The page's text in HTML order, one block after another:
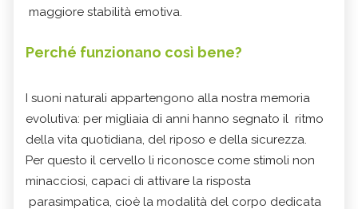
maggiore stabilità emotiva.
Perché funzionano così bene?
I suoni naturali appartengono alla nostra memoria
evolutiva: per migliaia di anni hanno segnato il ritmo
della vita quotidiana, del riposo e della sicurezza.
Per questo il cervello li riconosce come stimoli non
minacciosi, capaci di attivare la risposta
parasimpatica, cioè la modalità del corpo dedicata